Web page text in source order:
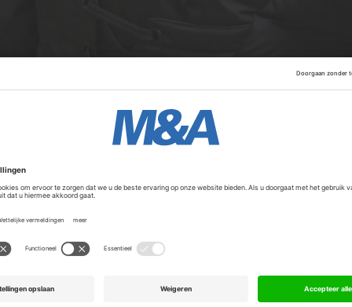
1957 en gevestigd in Amsterdam, voert meerdere
is in 2025 naar verwachting goed voor een omzet
miljoen euro.
Advertentie
hoopt Stone Fashion Group de internationale expansie
Verenigde Staten. Financiële details over de deal zijn